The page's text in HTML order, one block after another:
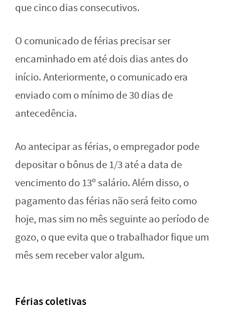
que cinco dias consecutivos.
O comunicado de férias precisar ser
encaminhado em até dois dias antes do
início. Anteriormente, o comunicado era
enviado com o mínimo de 30 dias de
antecedência.
Ao antecipar as férias, o empregador pode
depositar o bônus de 1/3 até a data de
vencimento do 13º salário. Além disso, o
pagamento das férias não será feito como
hoje, mas sim no mês seguinte ao período de
gozo, o que evita que o trabalhador fique um
mês sem receber valor algum.
Férias coletivas